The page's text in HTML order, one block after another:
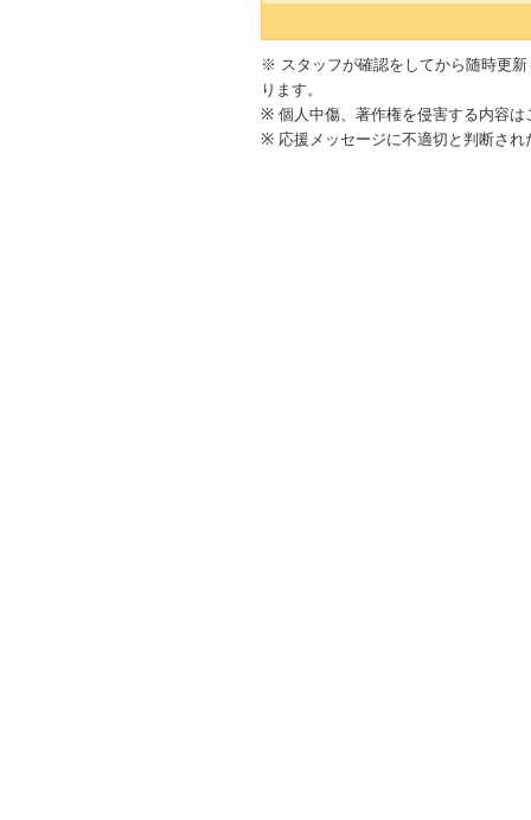
※ スタッフが確認をしてから随時更
ります。
※ 個人中傷、著作権を侵害する内容は
※ 応援メッセージに不適切と判断さ